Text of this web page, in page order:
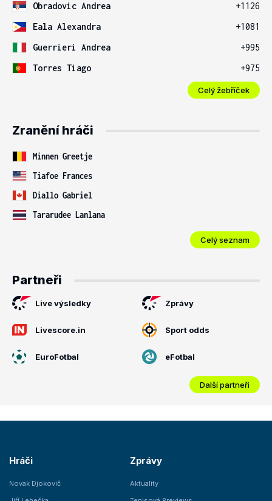
Obradovic Andrea
+1126
Eala Alexandra
+1081
Guerrieri Andrea
+995
Torres Tiago
+975
Celý žebříček
Zranění hráči
Minnen Greetje
Tiafoe Frances
Diallo Gabriel
Tararudee Lanlana
Celý seznam
Partneři
Live výsledky Zprávy
Livescore.in Sport odds
EuroFotbal eFotbal
Další partneři
Hráči
Novak Djokovič
Zprávy
Aktuality